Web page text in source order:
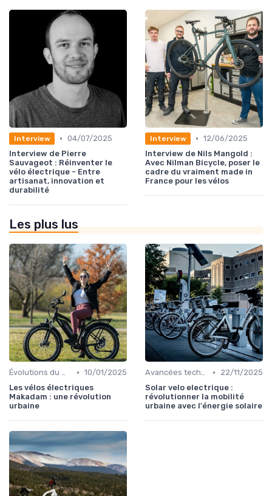
Interview • 04/07/2025
Interview de Pierre
Sauvageot : Réinventer le
vélo électrique - Entre
artisanat, innovation et
durabilité
Interview • 12/06/2025
Interview de Nils Mangold :
Avec Nilman Bicycle, poser le
cadre du vraiment made in
France pour les vélos
Les plus lus
Évolutions du marché du vélo électrique • 10/01/2025
Les vélos électriques
Makadam : une révolution
urbaine
Avancées technologiques en e-bike •
22/11/2025
Solar velo electrique :
révolutionner la mobilité
urbaine avec l'énergie solaire